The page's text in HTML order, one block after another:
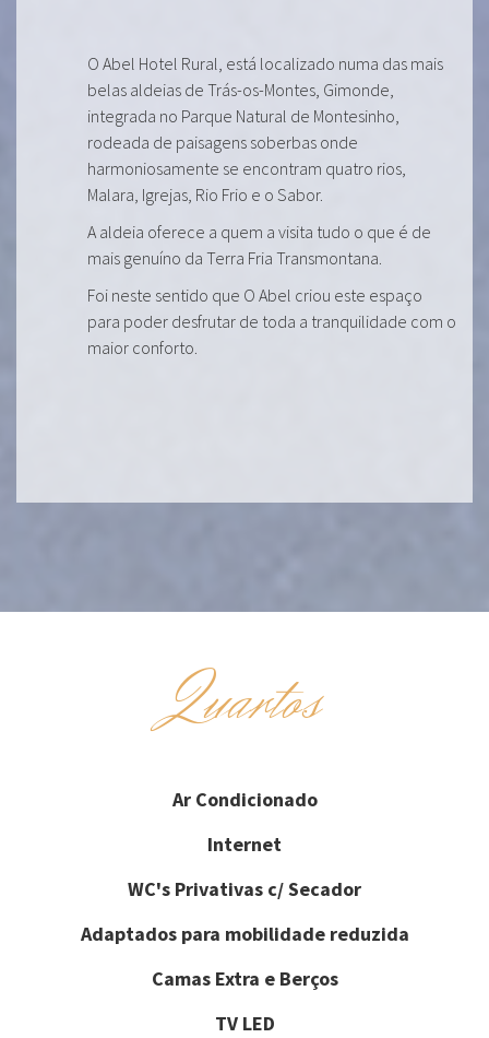
O Abel Hotel Rural, está localizado numa das mais
belas aldeias de Trás-os-Montes, Gimonde,
integrada no Parque Natural de Montesinho,
rodeada de paisagens soberbas onde
harmoniosamente se encontram quatro rios,
Malara, Igrejas, Rio Frio e o Sabor.
A aldeia oferece a quem a visita tudo o que é de
mais genuíno da Terra Fria Transmontana.
Foi neste sentido que O Abel criou este espaço
para poder desfrutar de toda a tranquilidade com o
maior conforto.
Quartos
Ar Condicionado
Internet
WC's Privativas c/ Secador
Adaptados para mobilidade reduzida
Camas Extra e Berços
TV LED